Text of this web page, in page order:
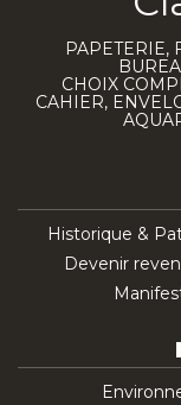
PAPETERIE,
CHOIX
CAHIER,
Historique &
Devenir